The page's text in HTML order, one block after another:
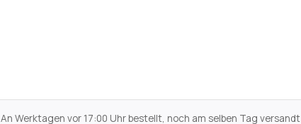
An Werktagen vor 17:00 Uhr bestellt, noch am selben Tag versandt